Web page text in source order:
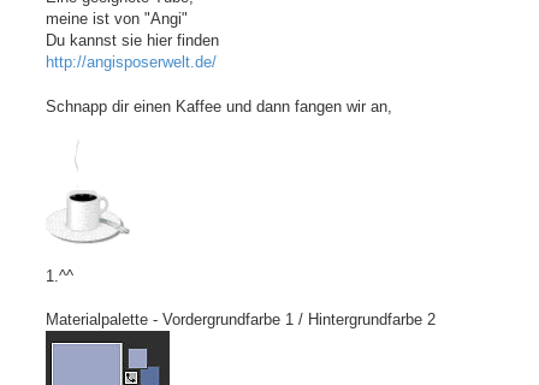
meine ist von "Angi"
Du kannst sie hier finden
http://angisposerwelt.de/
Schnapp dir einen Kaffee und dann fangen wir an,
1.^^
Materialpalette - Vordergrundfarbe 1 / Hintergrundfarbe 2